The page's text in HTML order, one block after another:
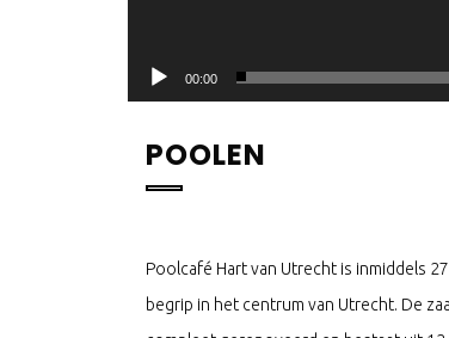
00:00
POOLEN
Poolcafé Hart van Utrecht is inmiddels
begrip in het centrum van Utrecht. De